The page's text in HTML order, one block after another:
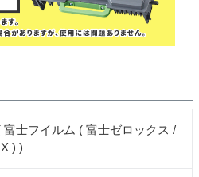
富士フイルム ( 富士ゼロックス /
) )